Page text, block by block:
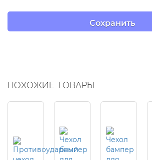
ПОХОЖИЕ ТОВАРЫ